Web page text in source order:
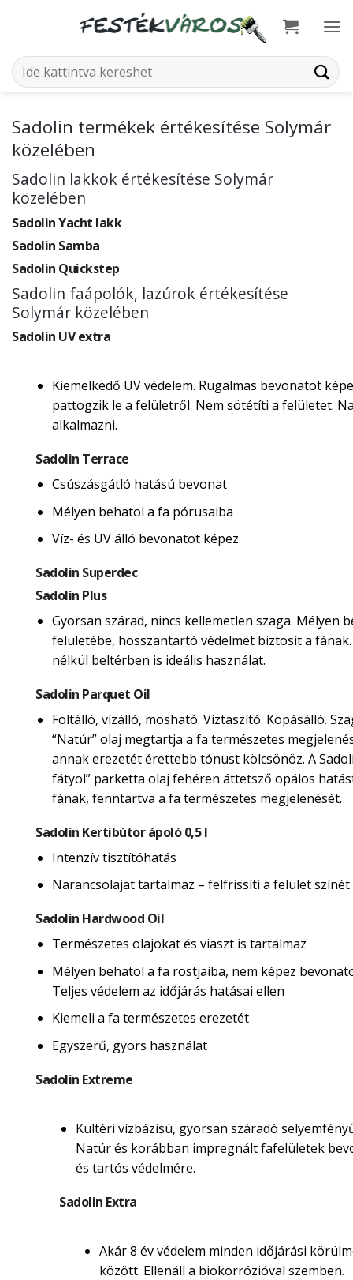
Keresés
a
Sadolin termékek értékesítése Solymár
közelében
Sadolin lakkok értékesítése Solymár
közelében
Sadolin Yacht lakk
Sadolin Samba
Sadolin Quickstep
Sadolin faápolók, lazúrok értékesítése
Solymár közelében
Sadolin UV extra
Kiemelkedő UV védelem. Rugalmas bevonatot
pattogzik le a felületről. Nem sötétíti a felületet.
alkalmazni.
Sadolin Terrace
Csúszásgátló hatású bevonat
Mélyen behatol a fa pórusaiba
Víz- és UV álló bevonatot képez
Sadolin Superdec
Sadolin Plus
Gyorsan szárad, nincs kellemetlen szaga. Mélyen
felületébe, hosszantartó védelmet biztosít a
nélkül beltérben is ideális használat.
Sadolin Parquet Oil
Foltálló, vízálló, mosható. Víztaszító. Kopásálló.
“Natúr” olaj megtartja a fa természetes
annak erezetét érettebb tónust kölcsönöz. A
fátyol” parketta olaj fehéren áttetsző opálos
fának, fenntartva a fa természetes megjelenését.
Sadolin Kertibútor ápoló 0,5 l
Intenzív tisztítóhatás
Narancsolajat tartalmaz – felfrissíti a felület színét
Sadolin Hardwood Oil
Természetes olajokat és viaszt is tartalmaz
Mélyen behatol a fa rostjaiba, nem képez
Teljes védelem az időjárás hatásai ellen
Kiemeli a fa természetes erezetét
Egyszerű, gyors használat
Sadolin Extreme
Kültéri vízbázisú, gyorsan száradó
Natúr és korábban impregnált fafelületek
és tartós védelmére.
Sadolin Extra
Akár 8 év védelem minden időjárási
között. Ellenáll a biokorrózióval szemben.